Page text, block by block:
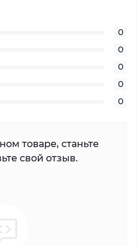
0
0
0
0
0
товаре, станьте
свой отзыв.